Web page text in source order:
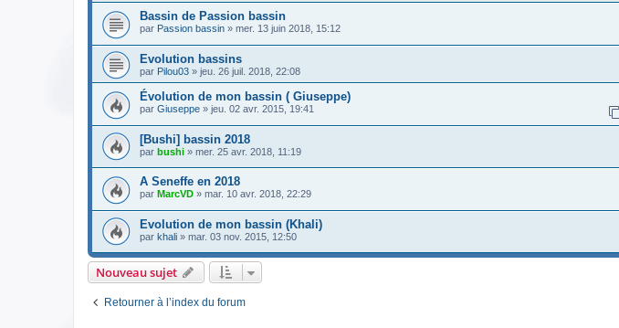
Bassin de Passion bassin
par Passion bassin » mer. 13 juin 2018, 15:12
Evolution bassins
par Pilou03 » jeu. 26 juil. 2018, 22:08
Évolution de mon bassin ( Giuseppe)
par Giuseppe » jeu. 02 avr. 2015, 19:41
[Bushi] bassin 2018
par bushi » mer. 25 avr. 2018, 11:19
A Seneffe en 2018
par MarcVD » mar. 10 avr. 2018, 22:29
Evolution de mon bassin (Khali)
par khali » mar. 03 nov. 2015, 12:50
Nouveau sujet
Retourner à l’index du forum